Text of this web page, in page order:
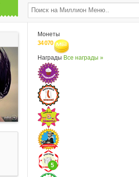
Монеты
34 070
Награды Все награды »
5